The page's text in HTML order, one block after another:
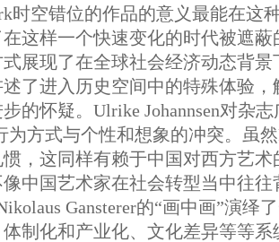
时空错位的作品的意义最能在这
这样一个快速变化的时代被遮蔽
展现了在全球社会经济动态背
了进入历史空间中的特殊体验
的怀疑。Ulrike Johannsen对杂
为方式与个性和想象的冲突。虽
，这同样有赖于中国对西方艺
像中国艺术家在社会转型当中往
Gansterer的“画中画”演
制化和产业化、文化差异等等